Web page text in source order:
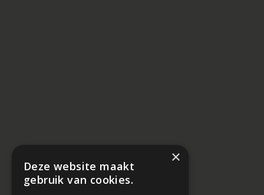
×
Deze website maakt
gebruik van cookies.